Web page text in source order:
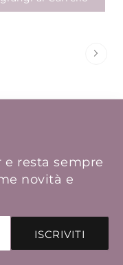
e resta sempre
novità e
ISCRIVITI